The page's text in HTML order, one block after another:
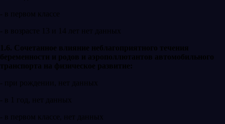
- в первом классе
- в возрасте 13 и 14 лет нет данных
1.6. Сочетанное влияние неблагоприятного течения
беременности и родов и аэрополлютантов автомобильного
транспорта на физическое развитие:
- при рождении, нет данных
- в 1 год, нет данных
- в первом классе, нет данных